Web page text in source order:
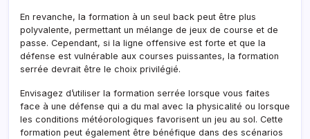
En revanche, la formation à un seul back peut être plus
polyvalente, permettant un mélange de jeux de course et de
passe. Cependant, si la ligne offensive est forte et que la
défense est vulnérable aux courses puissantes, la formation
serrée devrait être le choix privilégié.
Envisagez d’utiliser la formation serrée lorsque vous faites
face à une défense qui a du mal avec la physicalité ou lorsque
les conditions météorologiques favorisent un jeu au sol. Cette
formation peut également être bénéfique dans des scénarios